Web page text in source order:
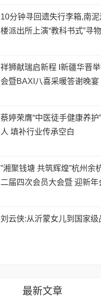
10分钟寻回遗失行李箱,南
楼派出所上演“教科书式”寻
祥狮献瑞启新程 I新疆华晋
会暨BAXI八喜采暖答谢晚宴
蔡婷荣膺“中医徒手健康养护
人 填补行业传承空白
”湘聚钱塘 共筑辉煌”杭州余
二届四次会员大会暨 迎新年
刘云侠:从沂蒙女儿到国家级
最新文章